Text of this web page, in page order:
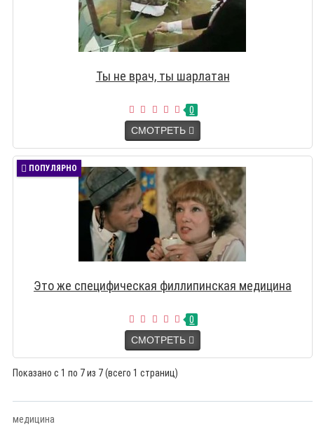
Ты не врач, ты шарлатан
0
СМОТРЕТЬ
ПОПУЛЯРНО
Это же специфическая филлипинская медицина
0
СМОТРЕТЬ
Показано с 1 по 7 из 7 (всего 1 страниц)
медицина